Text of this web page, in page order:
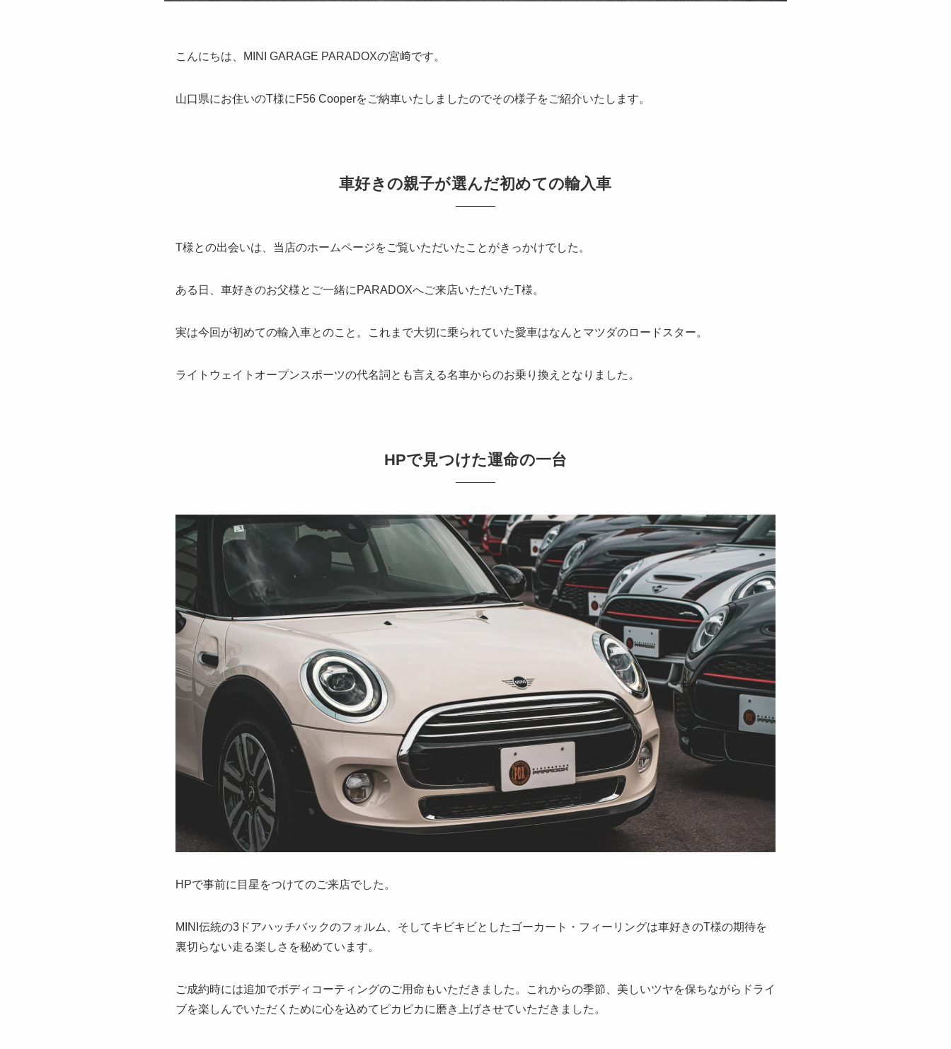
こんにちは、MINI GARAGE PARADOXの宮﨑です。
山口県にお住いのT様にF56 Cooperをご納車いたしましたのでその様子をご紹介いたします。
車好きの親子が選んだ初めての輸入車
T様との出会いは、当店のホームページをご覧いただいたことがきっかけでした。
ある日、車好きのお父様とご一緒にPARADOXへご来店いただいたT様。
実は今回が初めての輸入車とのこと。これまで大切に乗られていた愛車はなんとマツダのロードスター。
ライトウェイトオープンスポーツの代名詞とも言える名車からのお乗り換えとなりました。
HPで見つけた運命の一台
HPで事前に目星をつけてのご来店でした。
MINI伝統の3ドアハッチバックのフォルム、そしてキビキビとしたゴーカート・フィーリングは車好きのT様の期待を
裏切らない走る楽しさを秘めています。
ご成約時には追加でボディコーティングのご用命もいただきました。これからの季節、美しいツヤを保ちながらドライ
ブを楽しんでいただくために心を込めてピカピカに磨き上げさせていただきました。